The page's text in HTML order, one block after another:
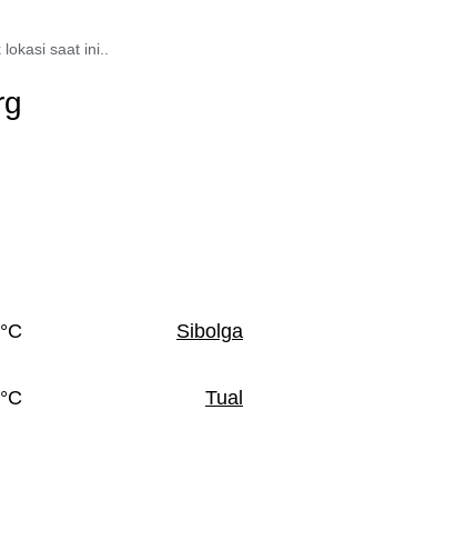
saat ini..
Sibolga
Tual